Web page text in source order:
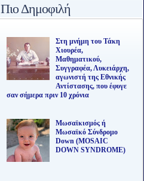
Πιο Δημοφιλή
Στη μνήμη του Τάκη
Χιουρέα,
Μαθηματικού,
Συγγραφέα, Λυκειάρχη,
αγωνιστή της Εθνικής
Αντίστασης, που έφυγε
σαν σήμερα πριν 10 χρόνια
Μωσαϊκισμός ή
Μωσαϊκό Σύνδρομο
Down (MOSAIC
DOWN SYNDROME)